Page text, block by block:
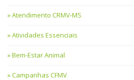
Atendimento CRMV-MS
Atividades Essenciais
Bem-Estar Animal
Campanhas CFMV